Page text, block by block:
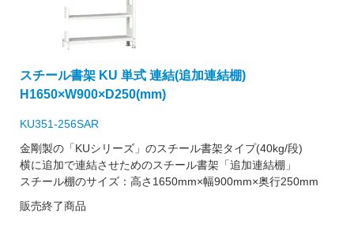
スチール書架 KU 単式 連結(追加連結棚)
H1650×W900×D250(mm)
KU351-256SAR
金剛製の「KUシリーズ」のスチール書架タイプ(40kg/段)
横に追加で連結させためのスチール書架「追加連結棚」
スチール棚のサイズ：高さ1650mm×幅900mm×奥行250mm
販売終了商品